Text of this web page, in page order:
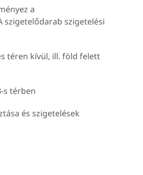
a
szigetelődarab szigetelési
téren kívül, ill. föld felett
s térben
és szigetelések